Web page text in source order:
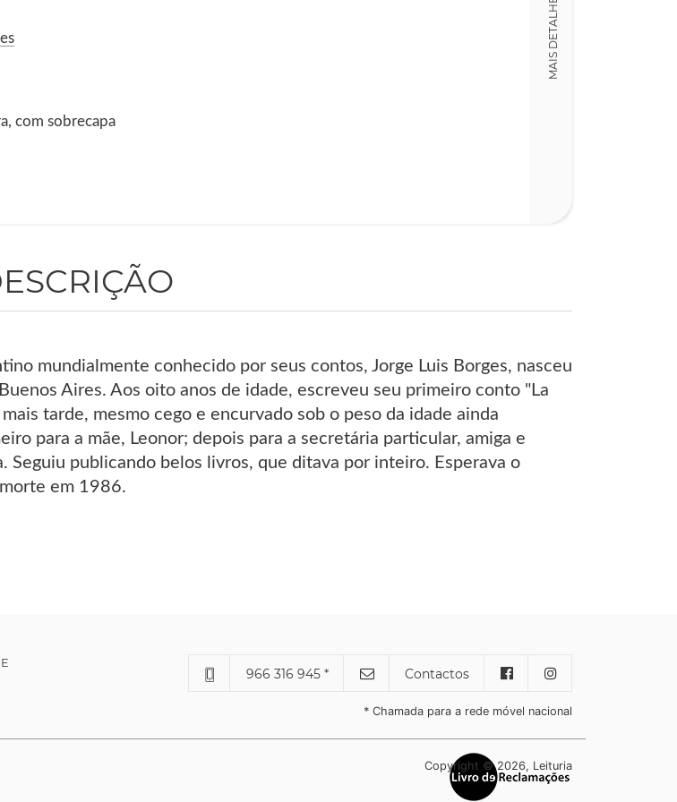
com sobrecapa
MAIS DETALHES
mundialmente conhecido por seus contos, Jorge Luis Borges, nasceu
Aires. Aos oito anos de idade, escreveu seu primeiro conto "La
tarde, mesmo cego e encurvado sob o peso da idade ainda
para a mãe, Leonor; depois para a secretária particular, amiga e
Seguiu publicando belos livros, que ditava por inteiro. Esperava o
em 1986.
966 316 945 * Contactos
* Chamada para a rede móvel nacional
Copyright © 2026, Leituria